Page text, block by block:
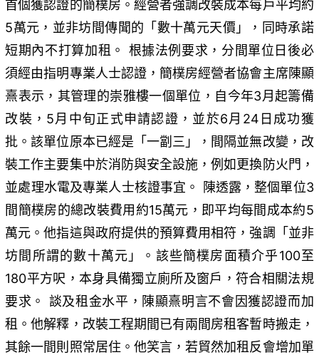
首個獲認證的簡樸房。經營者強調改裝成本每戶平均約
5萬元，並非坊間傳聞的「數十萬元天價」，同時承諾
短期內不打算加租。 根據法例要求，分間單位日後必
須經由指明專業人士認證，簡樸房經營者協會主席陳顯
熹表示，其管理的崇雅樓一個單位，自今年3月起籌備
改裝，5月中旬正式申請認證，並於6月24日成功獲
批。該單位原本已經是「一劏三」，間隔並無改變，改
裝工作主要集中於消防與安全設施，例如更換防火門，
並處理水電及專業人士核證事宜。 陳透露，整個單位3
間簡樸房的總改裝費用約15萬元，即平均每間成本約5
萬元。他指這與政府提供的預算費用相符，強調「並非
坊間所謂的數十萬元」。該些簡樸房面積介乎100至
180平方呎，本身具備獨立廁所及窗戶，符合相關法規
要求。 談及租金水平，陳顯熹明言不會因獲認證而加
租。他解釋，改裝工程期間已有兩間房租客暫時搬走，
其餘一間則照常居住。他笑言，若貿然加租反會增加單